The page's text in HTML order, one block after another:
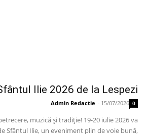
Ilie 2026 de la Lespezi
Admin Redactie - 15/07/2026 0
muzică și tradiție! 19-20 iulie 2026 va
Sfântul Ilie, un eveniment plin de voie bună,